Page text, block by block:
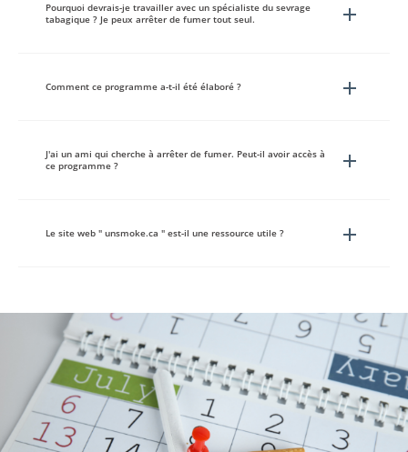
Pourquoi devrais-je travailler avec un spécialiste du sevrage
tabagique ? Je peux arrêter de fumer tout seul.
Comment ce programme a-t-il été élaboré ?
J'ai un ami qui cherche à arrêter de fumer. Peut-il avoir accès à
ce programme ?
Le site web " unsmoke.ca " est-il une ressource utile ?